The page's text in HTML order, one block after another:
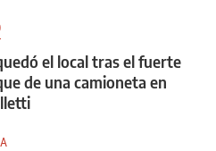
el local tras el fuerte
de una camioneta en